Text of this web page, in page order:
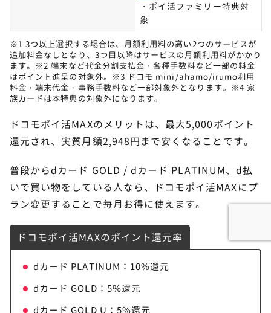
・ポイ活ファミリー特典対
象
※1 3つ以上選択する場合は、月額利用料の高い2つのサービスが
追加料金なしとなり、3つ目以降はサービスの月額利用料がかかり
ます。※2 端末など代金分割支払金・各種手数料など一部の料金
はポイント進呈の対象外。※3 ドコモ mini/ahamo/irumo利用
料金・端末代金・事務手数料など一部対象外となります。※4 家
族カードは本特典の対象外になります。
ドコモポイ活MAXのメリットは、最大5,000ポイント
還元され、実質月額2,948円まで安くなることです。
普段からdカード GOLD / dカード PLATINUM、d払
いで買い物をしている人なら、ドコモポイ活MAXにプ
ラン変更することで毎月お得に使えます。
ドコモポイ活MAXのポイント還元率
dカード PLATINUM：10%還元
dカード GOLD：5%還元
dカード GOLD U：5%還元